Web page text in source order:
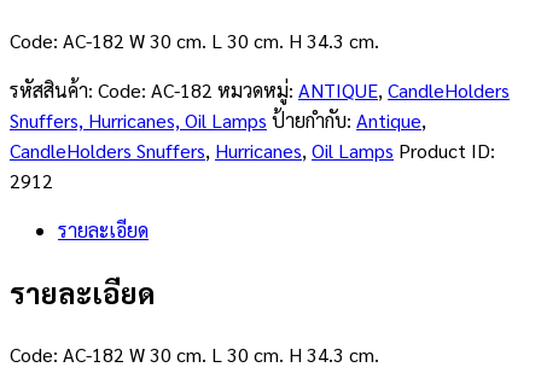
Code: AC-182 W 30 cm. L 30 cm. H 34.3 cm.
รหัสสินค้า: Code: AC-182 หมวดหมู่: ANTIQUE, CandleHolders
Snuffers, Hurricanes, Oil Lamps ป้ายกำกับ: Antique,
CandleHolders Snuffers, Hurricanes, Oil Lamps Product ID:
2912
รายละเอียด
รายละเอียด
Code: AC-182 W 30 cm. L 30 cm. H 34.3 cm.